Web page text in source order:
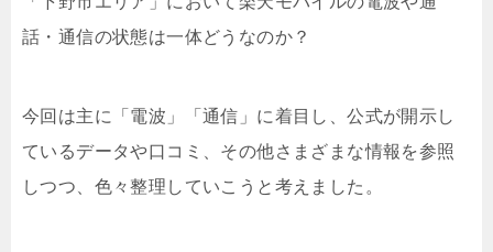
話・通信の状態は一体どうなのか？
今回は主に「電波」「通信」に着目し、公式が開示し
ているデータや口コミ、その他さまざまな情報を参照
しつつ、色々整理していこうと考えました。